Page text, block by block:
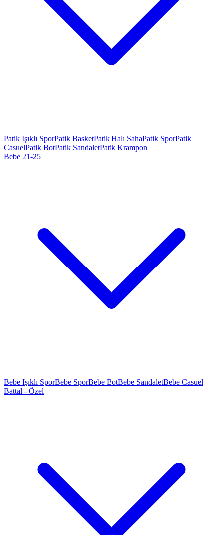
Patik Işıklı SporPatik BasketPatik Halı SahaPatik SporPatik
CasuelPatik BotPatik SandaletPatik Krampon
Bebe 21-25
Bebe Işıklı SporBebe SporBebe BotBebe SandaletBebe Casuel
Battal - Özel